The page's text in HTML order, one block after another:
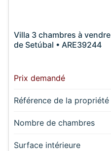
Villa 3 chambres à
de Setúbal • ARE39244
Prix demandé
Référence de la propriété
Nombre de chambres
Surface intérieure